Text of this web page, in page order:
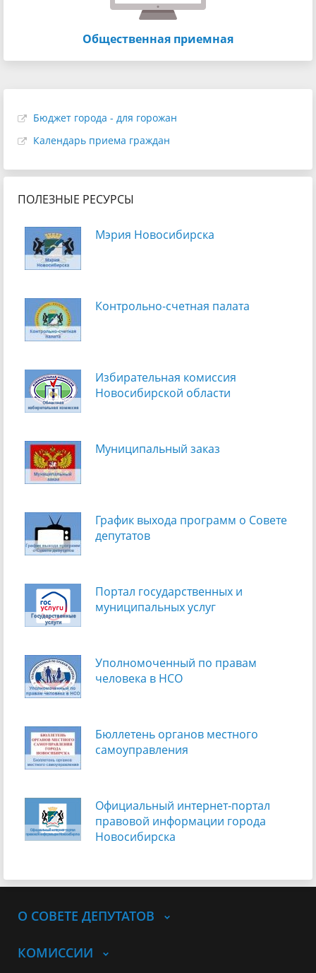
Общественная приемная
Бюджет города - для горожан
Календарь приема граждан
ПОЛЕЗНЫЕ РЕСУРСЫ
Мэрия Новосибирска
Контрольно-счетная палата
Избирательная комиссия
Новосибирской области
Муниципальный заказ
График выхода программ о Cовете
депутатов
Портал государственных и
муниципальных услуг
Уполномоченный по правам
человека в НСО
Бюллетень органов местного
самоуправления
Официальный интернет-портал
правовой информации города
Новосибирска
О СОВЕТЕ ДЕПУТАТОВ
КОМИССИИ